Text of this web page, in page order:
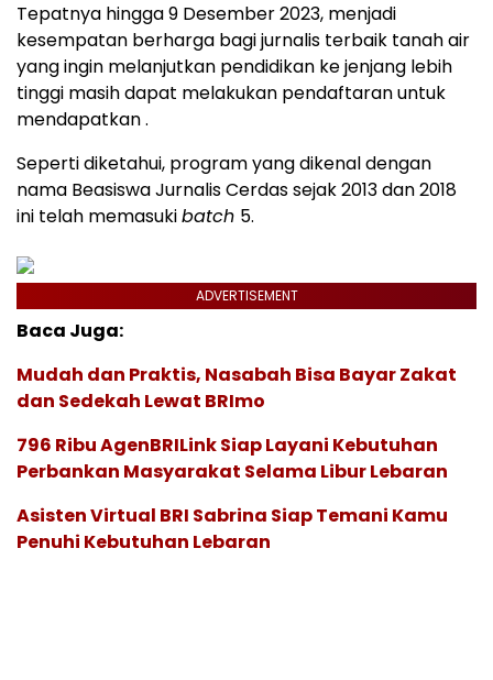
Tepatnya hingga 9 Desember 2023, menjadi
kesempatan berharga bagi jurnalis terbaik tanah air
yang ingin melanjutkan pendidikan ke jenjang lebih
tinggi masih dapat melakukan pendaftaran untuk
mendapatkan .
Seperti diketahui, program yang dikenal dengan
nama Beasiswa Jurnalis Cerdas sejak 2013 dan 2018
ini telah memasukibatch 5.
ADVERTISEMENT
Baca Juga:
Mudah dan Praktis, Nasabah Bisa Bayar Zakat
dan Sedekah Lewat BRImo
796 Ribu AgenBRILink Siap Layani Kebutuhan
Perbankan Masyarakat Selama Libur Lebaran
Asisten Virtual BRI Sabrina Siap Temani Kamu
Penuhi Kebutuhan Lebaran